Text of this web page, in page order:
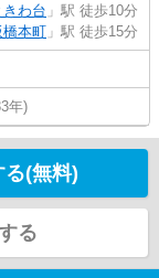
きわ台 」駅 徒歩10分
橋本町 」駅 徒歩15分
年)
(無料)
る